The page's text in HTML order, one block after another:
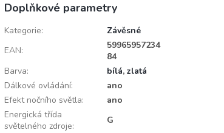
Doplňkové parametry
Kategorie:
Závěsné
EAN:
59965957234
84
Barva: bílá, zlatá
Dálkové ovládání:
ano
Efekt nočního světla:
ano
Energická třída
světelného zdroje:
G